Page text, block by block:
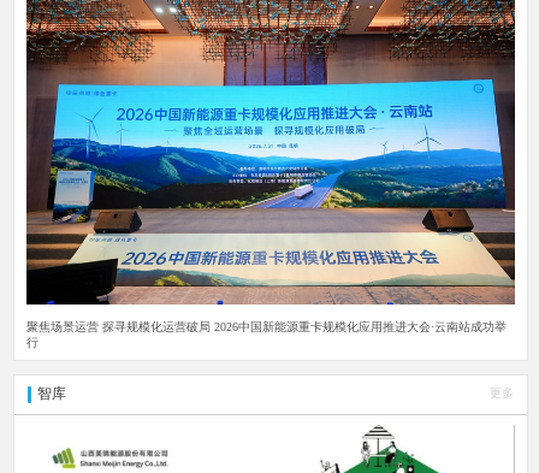
聚焦场景运营 探寻规模化运营破局 2026中国新能源重卡规模化应用推进大会·云南站成功举
行
智库 更多